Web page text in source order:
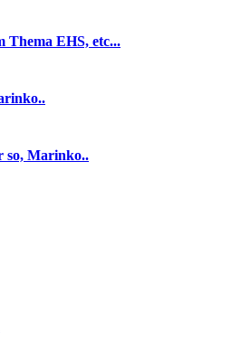
Thema EHS, etc...
so, Marinko..